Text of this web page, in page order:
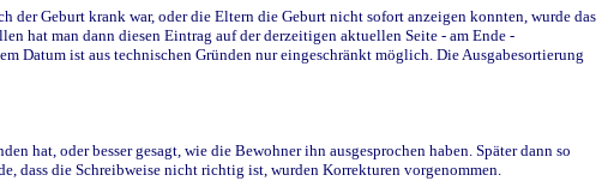
Geburt krank war, oder die Eltern die Geburt nicht sofort anzeigen konnten, wurde das
hat man dann diesen Eintrag auf der derzeitigen aktuellen Seite - am Ende -
Datum ist aus technischen Gründen nur eingeschränkt möglich. Die Ausgabesortierung
hat, oder besser gesagt, wie die Bewohner ihn ausgesprochen haben. Später dann so
dass die Schreibweise nicht richtig ist, wurden Korrekturen vorgenommen.